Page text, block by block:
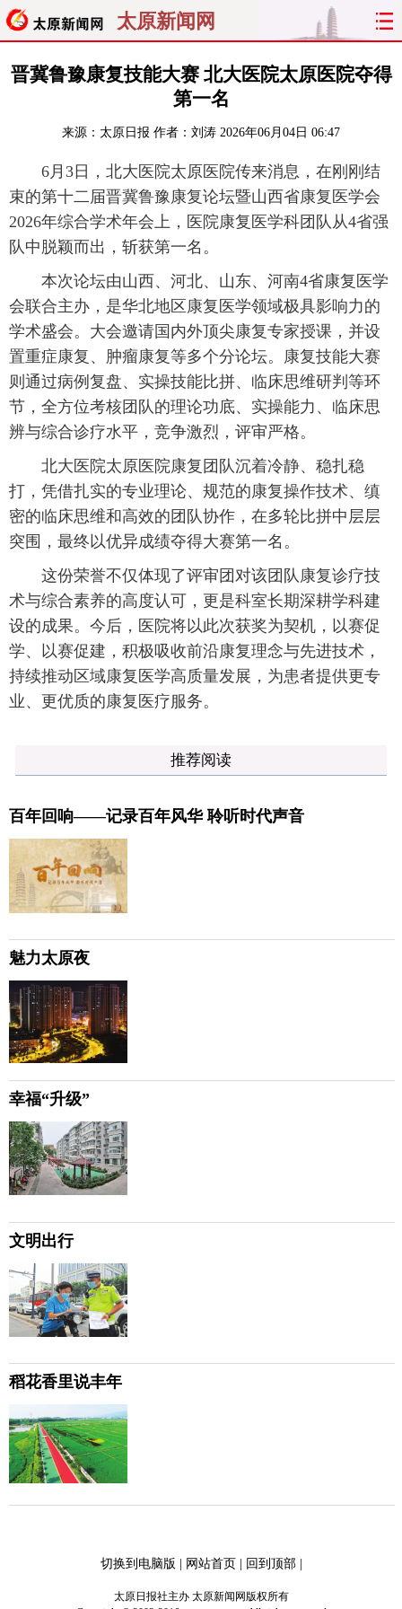
太原新闻网
首页 聚焦 太原 山西
旅游 理财 政务 教育
看天下 晋月读
太原日报 太原晚报 热评 社区
晋冀鲁豫康复技能大赛 北大医院太原医院夺得
第一名
来源： 太原日报 作者：刘涛 2026年06月04日 06:47
6月3日，北大医院太原医院传来消息，在刚刚结
束的第十二届晋冀鲁豫康复论坛暨山西省康复医学会
2026年综合学术年会上，医院康复医学科团队从4省强
队中脱颖而出，斩获第一名。
本次论坛由山西、河北、山东、河南4省康复医学
会联合主办，是华北地区康复医学领域极具影响力的
学术盛会。大会邀请国内外顶尖康复专家授课，并设
置重症康复、肿瘤康复等多个分论坛。康复技能大赛
则通过病例复盘、实操技能比拼、临床思维研判等环
节，全方位考核团队的理论功底、实操能力、临床思
辨与综合诊疗水平，竞争激烈，评审严格。
北大医院太原医院康复团队沉着冷静、稳扎稳
打，凭借扎实的专业理论、规范的康复操作技术、缜
密的临床思维和高效的团队协作，在多轮比拼中层层
突围，最终以优异成绩夺得大赛第一名。
这份荣誉不仅体现了评审团对该团队康复诊疗技
术与综合素养的高度认可，更是科室长期深耕学科建
设的成果。今后，医院将以此次获奖为契机，以赛促
学、以赛促建，积极吸收前沿康复理念与先进技术，
持续推动区域康复医学高质量发展，为患者提供更专
业、更优质的康复医疗服务。
推荐阅读
百年回响——记录百年风华 聆听时代声音
魅力太原夜
幸福“升级”
文明出行
稻花香里说丰年
切换到电脑版 | 网站首页| 回到顶部|
太原日报社主办 太原新闻网版权所有